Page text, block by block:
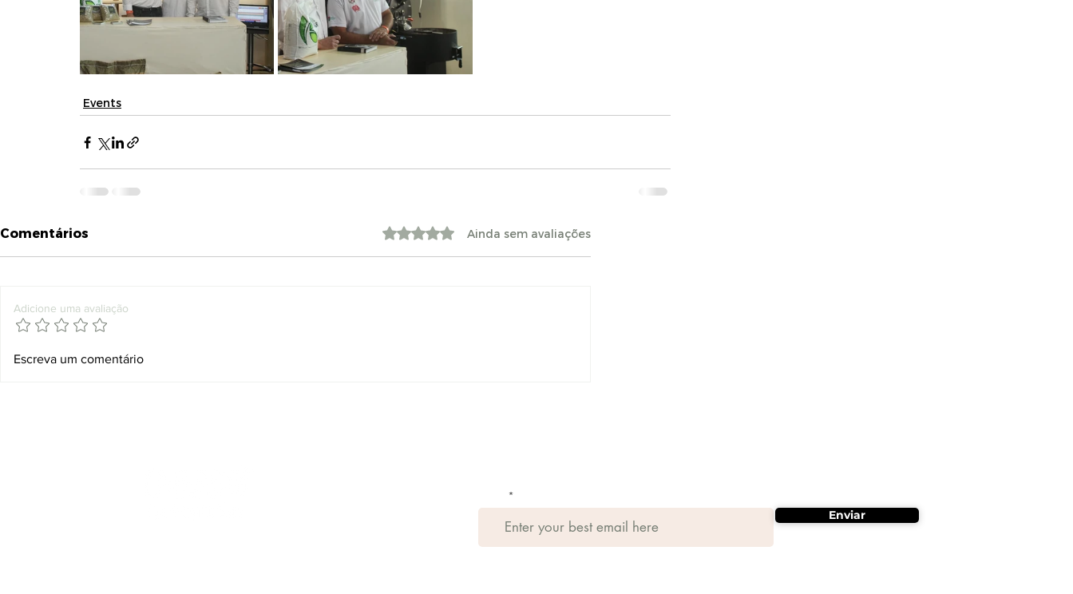
Events
Comentários Avaliado com 0 de 5 estrelas.
Ainda sem avaliações
Adicione uma avaliação
Escreva um comentário
Enviar